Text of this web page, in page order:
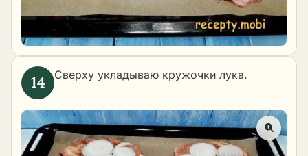
Сверху укладываю кружочки лука.